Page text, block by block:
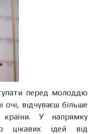
перед молоддю
очі, відчуваєш більше
країни. У напрямку
цікавих ідей від